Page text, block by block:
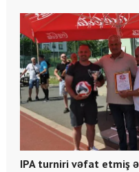
IPA turniri vəfat etmiş